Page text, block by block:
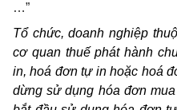
…”
Tổ chức, doanh nghiệp
cơ quan thuế phát hành
in, hoá đơn tự in hoặc hoá
dừng sử dụng hóa đơn